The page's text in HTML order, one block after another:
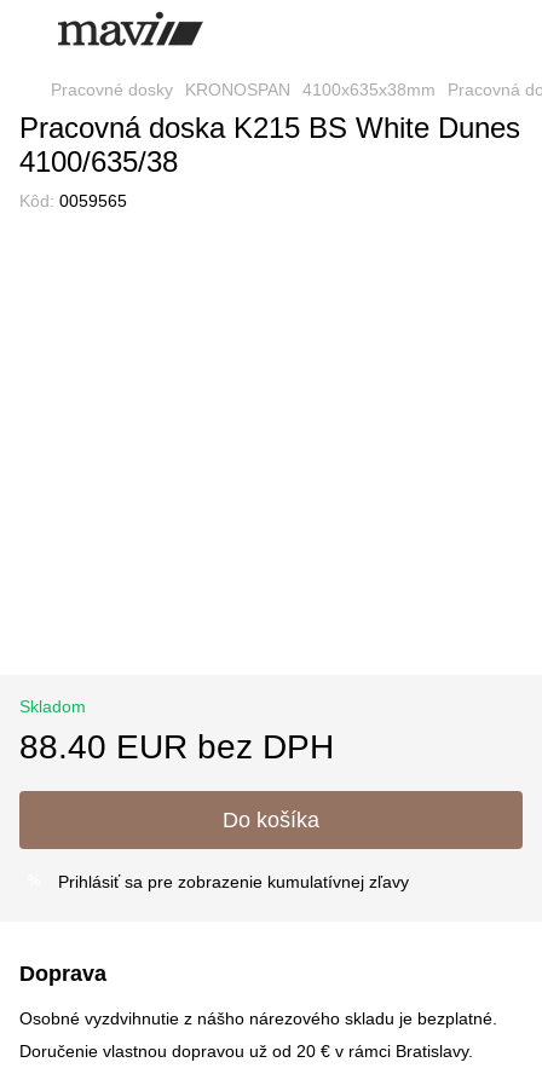
Pracovné dosky KRONOSPAN 4100x635x38mm Pracovná
Pracovná doska K215 BS White Dunes
4100/635/38
Kôd: 0059565
Skladom
88.40 EUR bez DPH
Do košíka
Prihlásiť sa pre zobrazenie kumulatívnej zľavy
Doprava
Osobné vyzdvihnutie z nášho nárezového skladu je bezplatné.
Doručenie vlastnou dopravou už od 20 € v rámci Bratislavy.